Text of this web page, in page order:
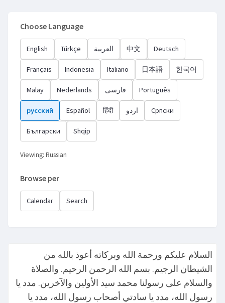
Choose Language
English Türkçe العربية 中文 Deutsch
Français Indonesia Italiano 日本語 한국어
Malay Nederlands فارسی Português
русский Español हिंदी اردو Српски
Български Shqip
Viewing: Russian
Browse per
Calendar Search
السلام عليكم ورحمة الله وبركاته أعوذ بالله من
الشيطان الرجيم. بسم الله الرحمن الرحيم. والصلاة
والسلام على رسولنا محمد سيد الأولين والآخرين. مدد يا
رسول الله، مدد يا سادتي أصحاب رسول الله، مدد يا